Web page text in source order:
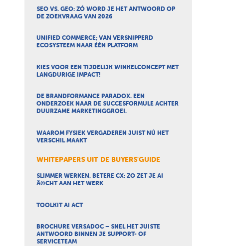
SEO VS. GEO: ZÓ WORD JE HET ANTWOORD OP
DE ZOEKVRAAG VAN 2026
UNIFIED COMMERCE; VAN VERSNIPPERD
ECOSYSTEEM NAAR ÉÉN PLATFORM
KIES VOOR EEN TIJDELIJK WINKELCONCEPT MET
LANGDURIGE IMPACT!
DE BRANDFORMANCE PARADOX. EEN
ONDERZOEK NAAR DE SUCCESFORMULE ACHTER
DUURZAME MARKETINGGROEI.
WAAROM FYSIEK VERGADEREN JUIST NÚ HET
VERSCHIL MAAKT
WHITEPAPERS UIT DE BUYERS'GUIDE
SLIMMER WERKEN, BETERE CX: ZO ZET JE AI
Ã©CHT AAN HET WERK
TOOLKIT AI ACT
BROCHURE VERSADOC – SNEL HET JUISTE
ANTWOORD BINNEN JE SUPPORT- OF
SERVICETEAM